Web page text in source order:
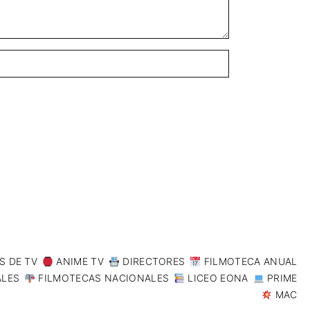
DE TV ANIME TV DIRECTORES
FILMOTECA ANUAL
FILMOTECAS NACIONALES LICEO EONA
PRIME
MAC